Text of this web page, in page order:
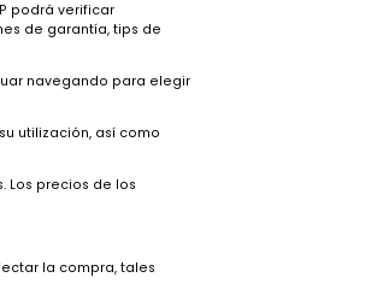
clic en el Producto y luego en la opción
La descripción de cada producto es
en el PDP podrá verificar
las condiciones de garantía, tips de
o continuar navegando para elegir
destino para su utilización, así como